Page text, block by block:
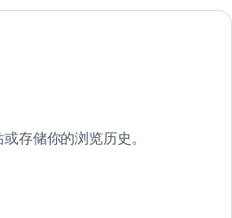
存储你的浏览历史。